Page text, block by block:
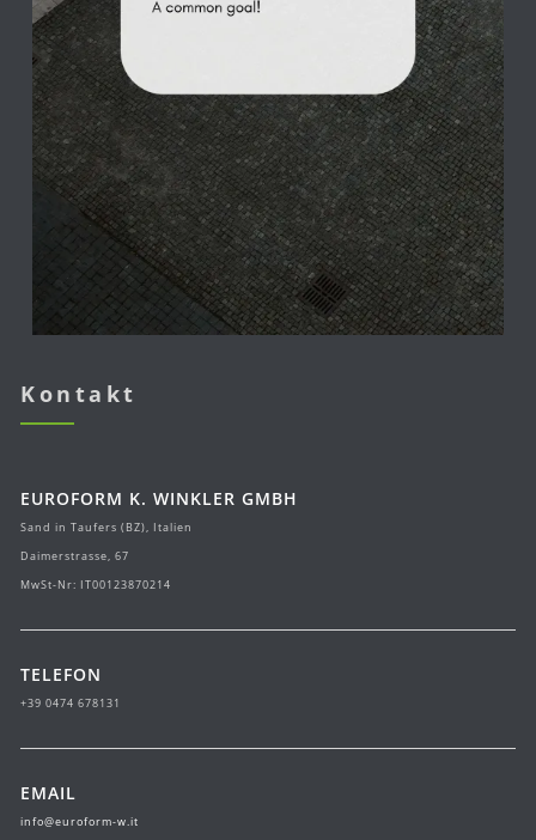
Kontakt
EUROFORM K. WINKLER GMBH
Sand in Taufers (BZ), Italien
Daimerstrasse, 67
MwSt-Nr: IT00123870214
TELEFON
+39 0474 678131
EMAIL
info@euroform-w.it